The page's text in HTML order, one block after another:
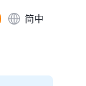
简中